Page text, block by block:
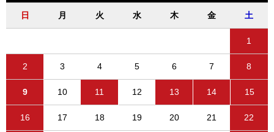
日 月 火 水 木 金 土
1
2 3 4 5 6 7 8
9 10 11 12 13 14 15
16 17 18 19 20 21 22